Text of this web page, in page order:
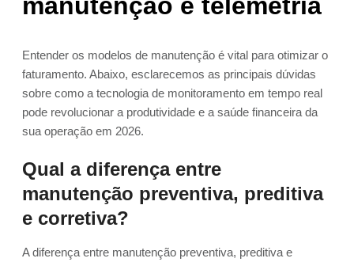
Entender os modelos de manutenção é vital para otimizar o
faturamento. Abaixo, esclarecemos as principais dúvidas
sobre como a tecnologia de monitoramento em tempo real
pode revolucionar a produtividade e a saúde financeira da
sua operação em 2026.
Qual a diferença entre
manutenção preventiva, preditiva
e corretiva?
A diferença entre manutenção preventiva, preditiva e